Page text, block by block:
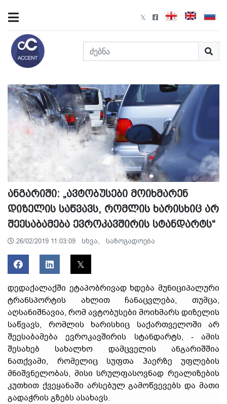
ანგარიში: „ავტობუსები მოიხმარენ
დიზელის საწვავს, რომლის ხარისხიც არ
შეესაბამება ევროკავშირის სტანდარტს“
26/02/2019 11:03:09 სხვა, საზოგადოება
დედაქალაქში ეტაპობრივად ხდება მუნიციპალური
ტრანსპორტის ახლით ჩანაცვლება, თუმცა,
აღსანიშნავია, რომ ავტობუსები მოიხმარს დიზელის
საწვავს, რომლის ხარისხიც საქართველოში არ
შეესაბამება ევროკავშირის სტანდარტს, - ამის
შესახებ სახალხო დამცველის ანგარიშშია
ნათქვამი, რომელიც სუფთა ჰაერზე უფლების
მნიშვნელობას, მისი სრულფასოვნად რეალიზების
კუთხით ქვეყანაში არსებულ გამოწვევებს და მათი
გადაჭრის გზებს ასახავს.